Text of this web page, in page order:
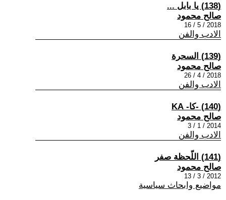
(138) يا بابل ...
صالح محمود
2018 / 5 / 16
الادب والفن
(139) السحرة
صالح محمود
2018 / 4 / 26
الادب والفن
(140) -كا- KA
صالح محمود
2014 / 1 / 3
الادب والفن
(141) اللّحظة صفر
صالح محمود
2012 / 3 / 13
مواضيع وابحاث سياسية